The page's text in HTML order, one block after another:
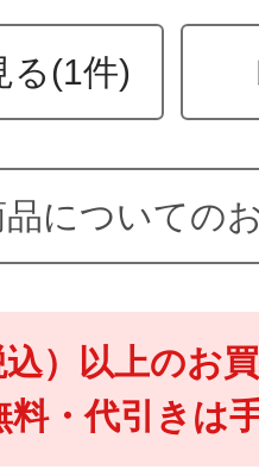
る(1件)
品についての
込）以上のお
料・代引きは